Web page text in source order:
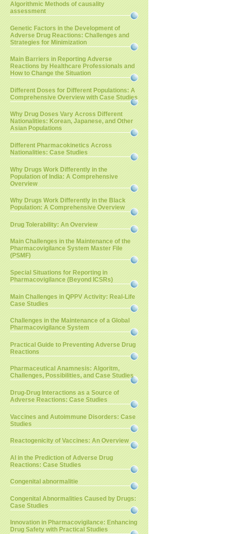
Algorithmic Methods of causality
assessment
Genetic Factors in the Development of
Adverse Drug Reactions: Challenges and
Strategies for Minimization
Main Barriers in Reporting Adverse
Reactions by Healthcare Professionals and
How to Change the Situation
Different Doses for Different Populations: A
Comprehensive Overview with Case Studies
Why Drug Doses Vary Across Different
Nationalities: Korean, Japanese, and Other
Asian Populations
Different Pharmacokinetics Across
Nationalities: Case Studies
Why Drugs Work Differently in the
Population of India: A Comprehensive
Overview
Why Drugs Work Differently in the Black
Population: A Comprehensive Overview
Drug Tolerability: An Overview
Main Challenges in the Maintenance of the
Pharmacovigilance System Master File
(PSMF)
Special Situations for Reporting in
Pharmacovigilance (Beyond ICSRs)
Main Challenges in QPPV Activity: Real-Life
Case Studies
Challenges in the Maintenance of a Global
Pharmacovigilance System
Practical Guide to Preventing Adverse Drug
Reactions
Pharmaceutical Anamnesis: Algoritm,
Challenges, Possibilities, and Case Studies
Drug-Drug Interactions as a Source of
Adverse Reactions: Case Studies
Vaccines and Autoimmune Disorders: Case
Studies
Reactogenicity of Vaccines: An Overview
AI in the Prediction of Adverse Drug
Reactions: Case Studies
Congenital abnormalitie
Congenital Abnormalities Caused by Drugs:
Case Studies
Innovation in Pharmacovigilance: Enhancing
Drug Safety with Practical Studies